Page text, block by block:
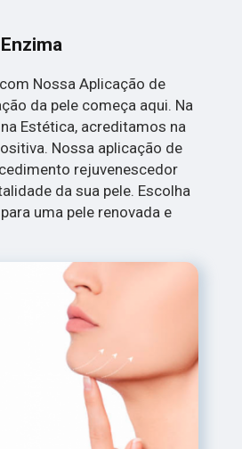
Nossa Aplicação de
da pele começa aqui. Na
Estética, acreditamos na
Nossa aplicação de
rejuvenescedor
da sua pele. Escolha
uma pele renovada e